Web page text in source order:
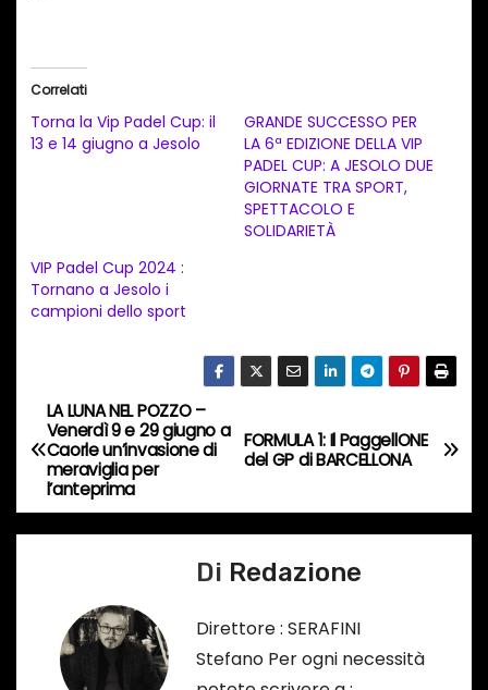
a
t
o
i
o
r
s
…
Correlati
Torna la Vip Padel Cup: il
13 e 14 giugno a Jesolo
GRANDE SUCCESSO PER
LA 6ª EDIZIONE DELLA VIP
PADEL CUP: A JESOLO DUE
GIORNATE TRA SPORT,
SPETTACOLO E
SOLIDARIETÀ
VIP Padel Cup 2024 :
Tornano a Jesolo i
campioni dello sport
N
a
v
FORMULA 1: Il PaggellONE
del GP di BARCELLONA
LA LUNA NEL POZZO –
Venerdì 9 e 29 giugno a
Caorle un’invasione di
meraviglia per
l’anteprima
Di Redazione
Direttore : SERAFINI
Stefano Per ogni necessità